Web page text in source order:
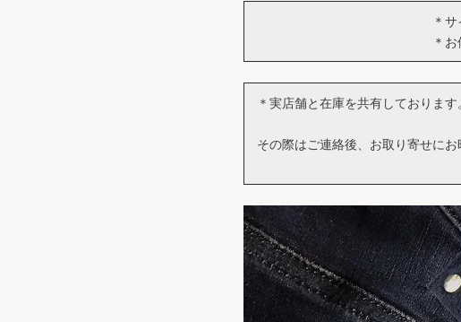
＊
＊
＊実店舗と在庫を共有しておりま
その際はご連絡後、お取り寄せに